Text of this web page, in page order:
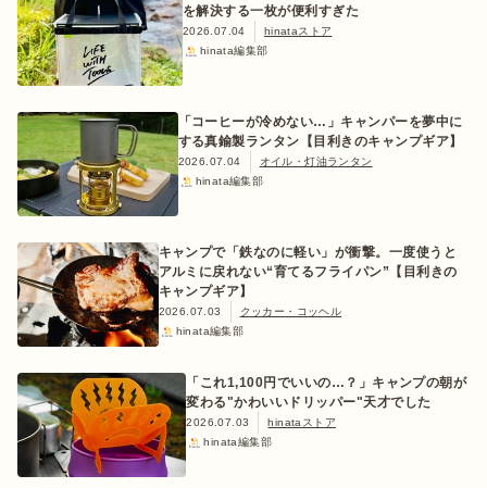
を解決する一枚が便利すぎた
2026.07.04
hinataストア
hinata編集部
「コーヒーが冷めない…」キャンパーを夢中に
する真鍮製ランタン【目利きのキャンプギア】
2026.07.04
オイル・灯油ランタン
hinata編集部
キャンプで「鉄なのに軽い」が衝撃。一度使うと
アルミに戻れない“育てるフライパン”【目利きの
キャンプギア】
2026.07.03
クッカー・コッヘル
hinata編集部
「これ1,100円でいいの…？」キャンプの朝が
変わる"かわいいドリッパー"天才でした
2026.07.03
hinataストア
hinata編集部